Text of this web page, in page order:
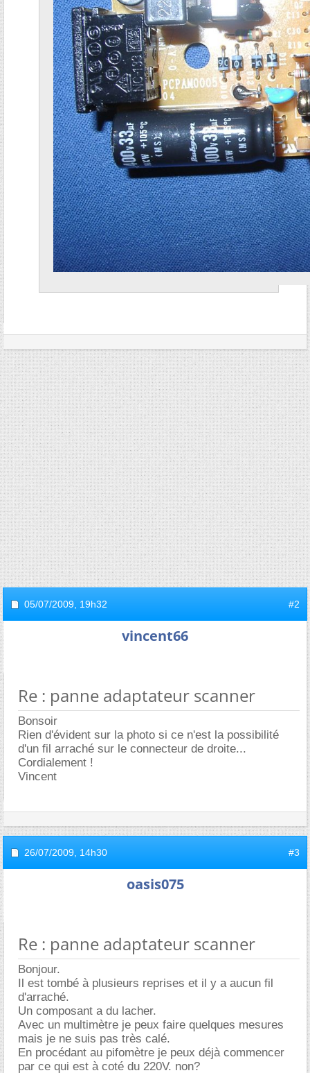
05/07/2009, 19h32 #2
vincent66
Re : panne adaptateur scanner
Bonsoir
Rien d'évident sur la photo si ce n'est la possibilité
d'un fil arraché sur le connecteur de droite...
Cordialement !
Vincent
26/07/2009, 14h30 #3
oasis075
Re : panne adaptateur scanner
Bonjour.
Il est tombé à plusieurs reprises et il y a aucun fil
d'arraché.
Un composant a du lacher.
Avec un multimètre je peux faire quelques mesures
mais je ne suis pas très calé.
En procédant au pifomètre je peux déjà commencer
par ce qui est à coté du 220V. non?